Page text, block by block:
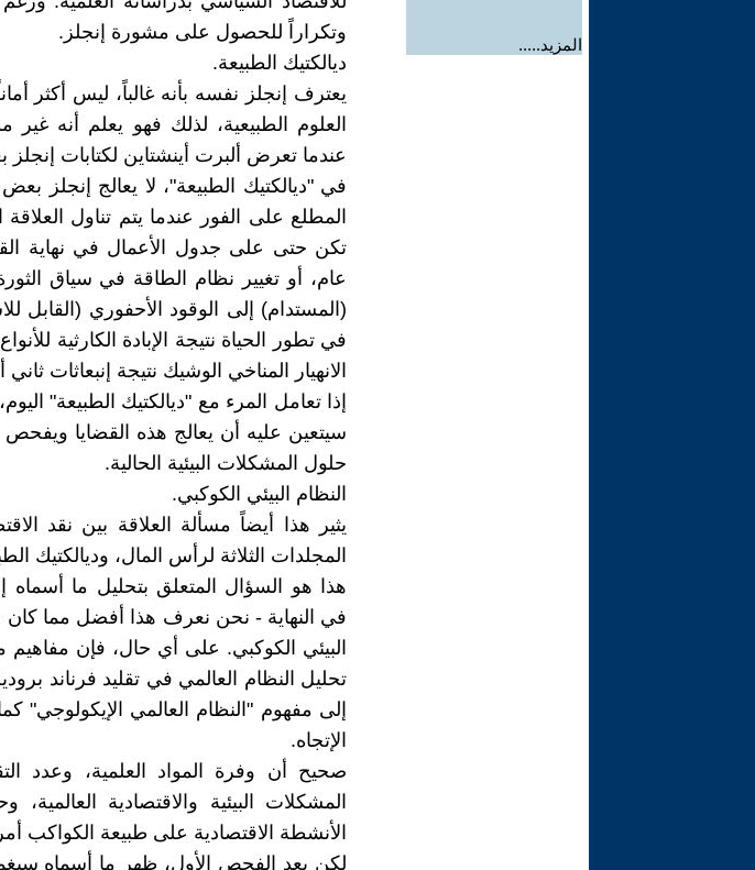
المزيد.....
وتكراراً للحصول على مشورة إنجلز.
ديالكتيك الطبيعة.
يعترف إنجلز نفسه بأنه غالباً، ليس أكثر
العلوم الطبيعية، لذلك فهو يعلم أنه
عندما تعرض ألبرت أينشتاين لكتابات
في "ديالكتيك الطبيعة"، لا يعالج إنجلز
المطلع على الفور عندما يتم تناول العلاقة
تكن حتى على جدول الأعمال في نهاية
عام، أو تغيير نظام الطاقة في سياق
(المستدام) إلى الوقود الأحفوري (القابل
في تطور الحياة نتيجة الإبادة الكارثية
الانهيار المناخي الوشيك نتيجة إنبعاثات
سيتعين عليه أن يعالج هذه القضايا
حلول المشكلات البيئية الحالية.
النظام البيئي الكوكبي.
يثير هذا أيضاً مسألة العلاقة بين نقد
المجلدات الثلاثة لرأس المال، وديالكتيك
هذا هو السؤال المتعلق بتحليل ما أسماه
البيئي الكوكبي. على أي حال، فإن
تحليل النظام العالمي في تقليد فرناند
إلى مفهوم "النظام العالمي الإيكولوجي"
الإتجاه.
صحيح أن وفرة المواد العلمية، وعدد
المشكلات البيئية والاقتصادية
الأنشطة الاقتصادية على طبيعة الكواكب
لكن بعد الفحص الأول، ظهر ما أسماه